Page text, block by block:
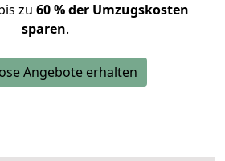
zu 60 % der Umzugskosten
sparen.
Angebote erhalten